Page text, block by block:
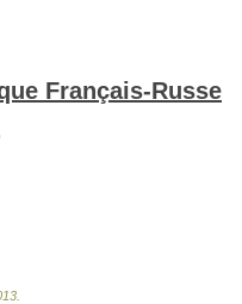
Français-Russe